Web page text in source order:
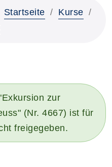
Startseite
Kurse
zur
(Nr. 4667) ist für
freigegeben.